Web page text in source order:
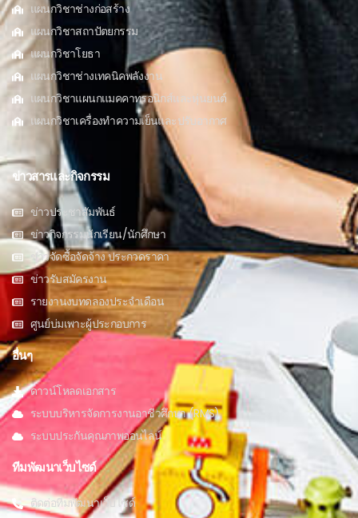
แผนกวิชาช่างก่อสร้าง
แผนกวิชาสถาปัตยกรรม
แผนกวิชาโยธา
แผนกวิชาช่างเทคนิคพลังงาน
แผนกวิชาแผนกแมคคาทรอนิกส์และหุ่นยนต์
แผนกวิชาเครื่องทำความเย็นและปรับอากาศ
ข่าวสารและกิจกรรม
ข่าวประชาสัมพันธ์
ข่าวกิจกรรมนักเรียน/นักศึกษา
ข่าวจัดซื้อจัดจ้าง ประกวดราคา
ข่าวรับสมัครงาน
รายงานงบทดลองประจำเดือน
ศูนย์บ่มเพาะผู้ประกอบการ
อื่นๆ
ดาวน์โหลดเอกสาร
ระบบบริหารจัดการงานอาชีวศึกษา (RMS)
ระบบประกันคุณภาพออนไลน์
ทีมพัฒนาเว็บไซด์
ติดต่อทีมพัฒนาเว็บไซด์